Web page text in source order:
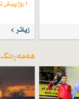
1 رۆژ پێش ئێستا
زیاتر
هەمەڕەنگ